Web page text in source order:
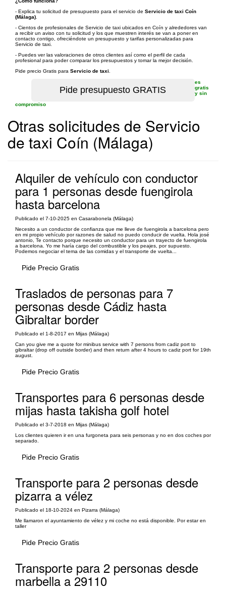
- Explica tu solicitud de presupuesto para el servicio de Servicio de taxi Coín
(Málaga)
- Cientos de profesionales de Servicio de taxi ubicados en Coín y alrededores van
a recibir un aviso con tu solicitud y los que muestren interés se van a poner en
contacto contigo, ofreciéndote un presupuesto y tarifas personalizadas para
Servicio de taxi.
- Puedes ver las valoraciones de otros clientes así como el perfil de cada
profesional para poder comparar los presupuestos y tomar la mejor decisión.
Pide precio Gratis para Servicio de taxi
es
gratis
y sin
compromiso
Otras solicitudes de Servicio
de taxi Coín (Málaga)
Alquiler de vehículo con conductor
para 1 personas desde fuengirola
hasta barcelona
Publicado el 7-10-2025 en Casarabonela (Málaga)
Necesito a un conductor de confianza que me lleve de fuengirola a barcelona pero
en mi propio vehículo por razones de salud no puedo conducir de vuelta. Hola josé
antonio, Te contacto porque necesito un conductor para un trayecto de fuengirola
a barcelona. Yo me haría cargo del combustible y los peajes, por supuesto.
Podemos negociar el tema de las comidas y el transporte de vuelta...
Pide Precio Gratis
Traslados de personas para 7
personas desde Cádiz hasta
Gibraltar border
Publicado el 1-8-2017 en Mijas (Málaga)
Can you give me a quote for minibus service with 7 persons from cadiz port to
gibraltar (drop off outside border) and then return after 4 hours to cadiz port for 19th
august.
Pide Precio Gratis
Transportes para 6 personas desde
mijas hasta takisha golf hotel
Publicado el 3-7-2018 en Mijas (Málaga)
Los clientes quieren ir en una furgoneta para seis personas y no en dos coches por
separado.
Pide Precio Gratis
Transporte para 2 personas desde
pizarra a vélez
Publicado el 18-10-2024 en Pizarra (Málaga)
Me llamaron el ayuntamiento de vélez y mi coche no está disponible. Por estar en
taller
Pide Precio Gratis
Transporte para 2 personas desde
marbella a 29110